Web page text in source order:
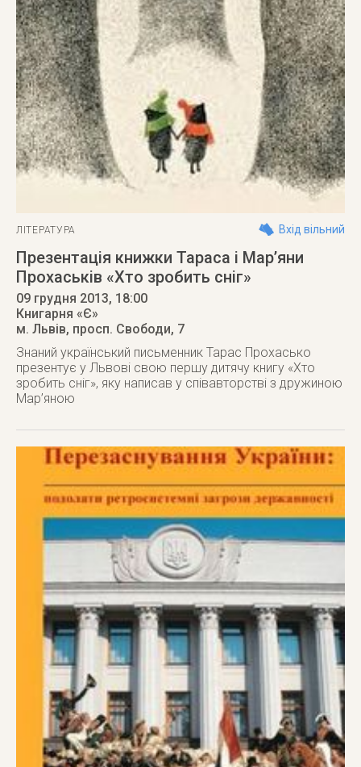
ЛІТЕРАТУРА Вхід вільний
Презентація книжки Тараса і Мар’яни
Прохаськів «Хто зробить сніг»
09 грудня 2013, 18:00
Книгарня «Є»
м. Львів, просп. Свободи, 7
Знаний український письменник Тарас Прохасько
презентує у Львові свою першу дитячу книгу «Хто
зробить сніг», яку написав у співавторстві з дружиною
Мар’яною